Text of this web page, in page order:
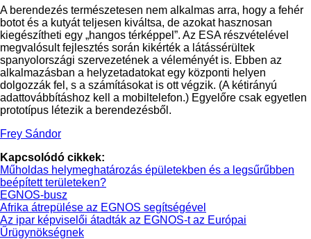
A berendezés természetesen nem alkalmas arra, hogy a fehér
botot és a kutyát teljesen kiváltsa, de azokat hasznosan
kiegészítheti egy „hangos térképpel”. Az ESA részvételével
megvalósult fejlesztés során kikérték a látássérültek
spanyolországi szervezetének a véleményét is. Ebben az
alkalmazásban a helyzetadatokat egy központi helyen
dolgozzák fel, s a számításokat is ott végzik. (A kétirányú
adattovábbításhoz kell a mobiltelefon.) Egyelőre csak egyetlen
prototípus létezik a berendezésből.
Frey Sándor
Kapcsolódó cikkek:
Műholdas helymeghatározás épületekben és a legsűrűbben
beépített területeken?
EGNOS-busz
Afrika átrepülése az EGNOS segítségével
Az ipar képviselői átadták az EGNOS-t az Európai
Űrügynökségnek